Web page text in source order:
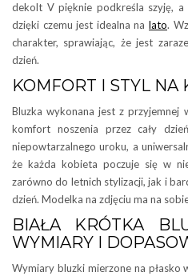
dekolt V pięknie podkreśla szyję,
dzięki czemu jest idealna na lato.
charakter, sprawiając, że jest
dzień.
KOMFORT I STYL NA
Bluzka wykonana jest z przyjemnej
komfort noszenia przez cały
niepowtarzalnego uroku, a
że każda kobieta poczuje się w
zarówno do letnich stylizacji, jak i
dzień. Modelka na zdjęciu ma na
BIAŁA KRÓTKA
WYMIARY I
Wymiary bluzki mierzone na płasko